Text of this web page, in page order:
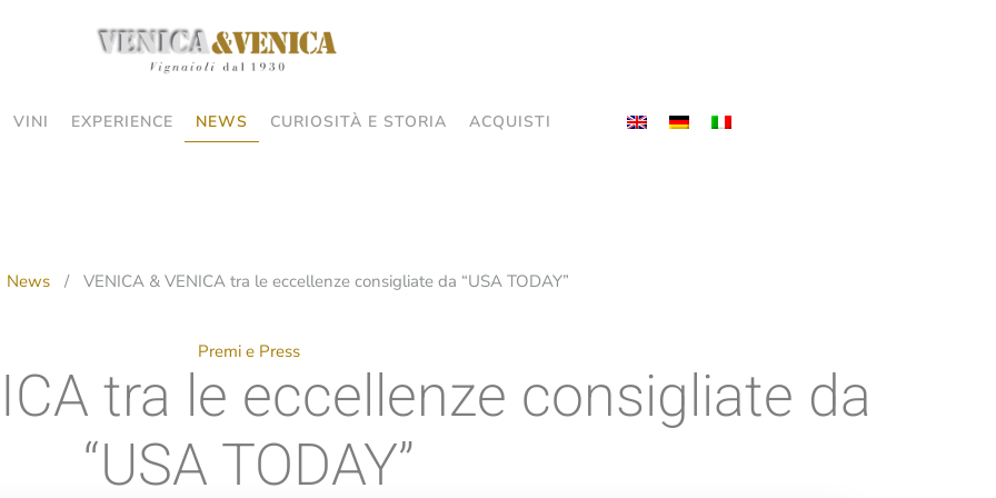
VINI EXPERIENCE NEWS CURIOSITÀ E STORIA ACQUISTI
News VENICA & VENICA tra le eccellenze consigliate da “USA TODAY”
Premi e Press
tra le eccellenze consigliate da
“USA TODAY”